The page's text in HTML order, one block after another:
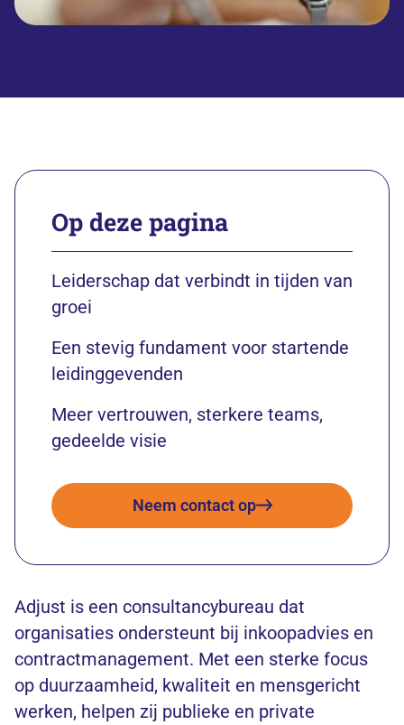
Op deze pagina
Leiderschap dat verbindt in tijden van
groei
Een stevig fundament voor startende
leidinggevenden
Meer vertrouwen, sterkere teams,
gedeelde visie
Neem contact op
Adjust is een consultancybureau dat
organisaties ondersteunt bij inkoopadvies en
contractmanagement. Met een sterke focus
op duurzaamheid, kwaliteit en mensgericht
werken, helpen zij publieke en private